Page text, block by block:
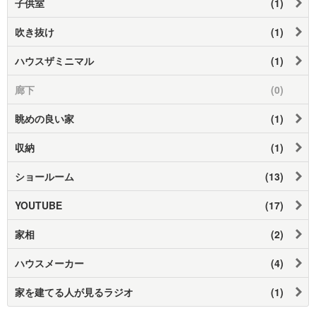
吹き抜け (1)
ハウスザミニマル (1)
廊下 (0)
眺めの良い家 (1)
収納 (1)
ショールーム (13)
YOUTUBE (17)
家相 (2)
ハウスメーカー (4)
家を建てる人が見るラジオ (1)